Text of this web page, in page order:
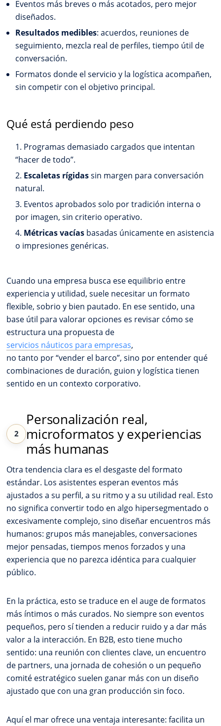
Eventos más breves o más acotados, pero mejor
diseñados.
Resultados medibles: acuerdos, reuniones de
seguimiento, mezcla real de perfiles, tiempo útil de
conversación.
Formatos donde el servicio y la logística acompañen,
sin competir con el objetivo principal.
Qué está perdiendo peso
Programas demasiado cargados que intentan
“hacer de todo”.
Escaletas rígidassin margen para conversación
natural.
Eventos aprobados solo por tradición interna o
por imagen, sin criterio operativo.
Métricas vacías basadas únicamente en asistencia
o impresiones genéricas.
Cuando una empresa busca ese equilibrio entre
experiencia y utilidad, suele necesitar un formato
flexible, sobrio y bien pautado. En ese sentido, una
base útil para valorar opciones es revisar cómo se
estructura una propuesta de
servicios náuticos para empresas,
no tanto por “vender el barco”, sino por entender qué
combinaciones de duración, guion y logística tienen
sentido en un contexto corporativo.
Personalización real,
microformatos y experiencias
más humanas
Otra tendencia clara es el desgaste del formato
estándar. Los asistentes esperan eventos más
ajustados a su perfil, a su ritmo y a su utilidad real. Esto
no significa convertir todo en algo hipersegmentado o
excesivamente complejo, sino diseñar encuentros más
humanos: grupos más manejables, conversaciones
mejor pensadas, tiempos menos forzados y una
experiencia que no parezca idéntica para cualquier
público.
En la práctica, esto se traduce en el auge de formatos
más íntimos o más curados. No siempre son eventos
pequeños, pero sí tienden a reducir ruido y a dar más
valor a la interacción. En B2B, esto tiene mucho
sentido: una reunión con clientes clave, un encuentro
de partners, una jornada de cohesión o un pequeño
comité estratégico suelen ganar más con un diseño
ajustado que con una gran producción sin foco.
Aquí el mar ofrece una ventaja interesante: facilita un